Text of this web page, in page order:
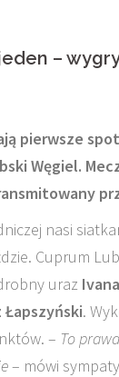
–
pierwsze
Węgiel.
nasi
Cuprum
uraz
Łapszyński.
– To
– mówi